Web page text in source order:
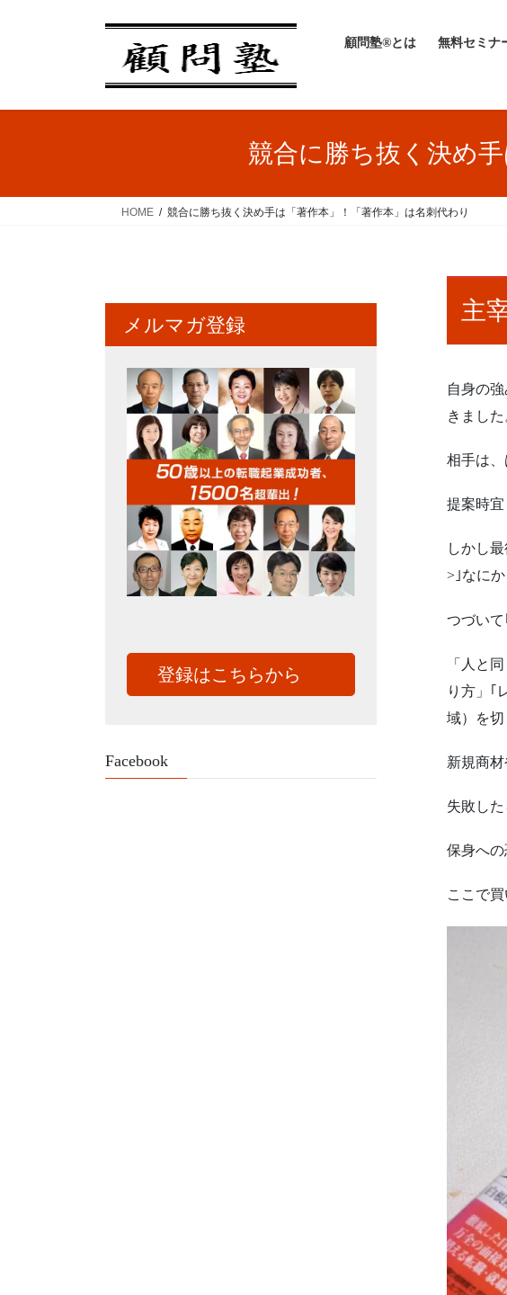
顧問塾®とは 無料セミナ
競合に勝ち抜く決め
HOME 競合に勝ち抜く決め手は「著作本」！「著作本」は名刺代わり
主
自身の
きました
相手は、
提案時宜
しかし
>｣なに
つづい
「人と
り方」｢
域）を切
新規商
失敗した
保身への
ここで
メルマガ登録
登録はこちらから
Facebook